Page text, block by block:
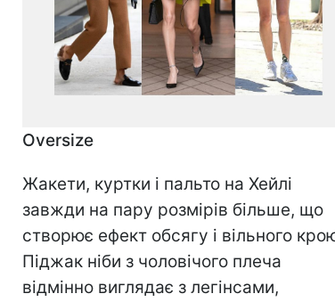
Oversize
Жакети, куртки і пальто на Хейлі
завжди на пару розмірів більше, що
створює ефект обсягу і вільного
Піджак ніби з чоловічого плеча
відмінно виглядає з легінсами,